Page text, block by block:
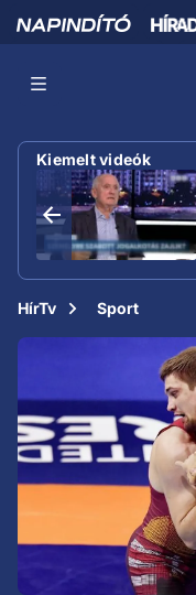
Kiemelt videók
HírTv Sport